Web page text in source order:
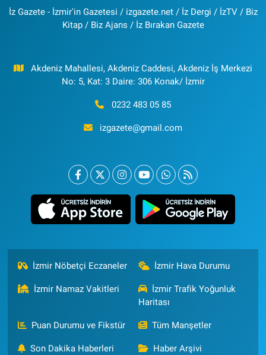
İz Gazete - İzmir'in Gazetesi / izgazete.net / İz Dergi / İzTV / Biz
Kitap / Biz Ajans / İz Bırakan Gazete
Akdeniz Mahallesi, Akdeniz Caddesi, Akdeniz İş Merkezi
No: 5, Kat: 3 Daire: 306 Konak/ İzmir
0232 483 05 85
izgazete@gmail.com
İzmir Nöbetçi Eczaneler İzmir Hava Durumu
İzmir Namaz Vakitleri
İzmir Trafik Yoğunluk
Haritası
Puan Durumu ve Fikstür Tüm Manşetler
Son Dakika Haberleri Haber Arşivi